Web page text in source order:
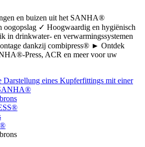
en buizen uit het SANHA®
oogopslag ✓ Hoogwaardig en hygiënisch
in drinkwater- en verwarmingssystemen
dankzij combipress® ► Ontdek
Press, ACR en meer voor uw